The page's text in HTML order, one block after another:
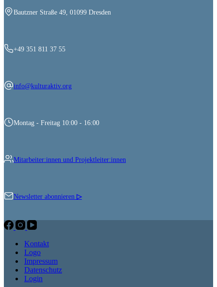
Bautzner Straße 49, 01099 Dresden
+49 351 811 37 55
info@kulturaktiv.org
Montag - Freitag 10:00 - 16:00
Mitarbeiter:innen und Projektleiter:innen
Newsletter abonnieren ▷
Kontakt
Logo
Impressum
Datenschutz
Login